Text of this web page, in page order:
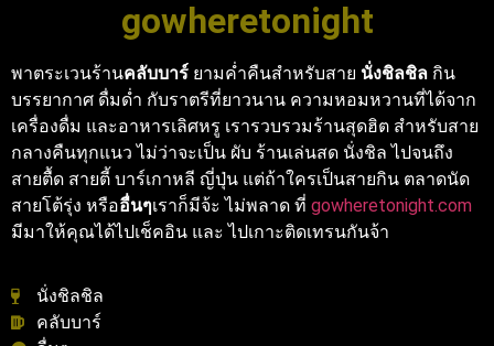
gowheretonight
พาตระเวนร้านคลับบาร์ ยามค่ำคืนสำหรับสาย นั่งชิลชิล กิน
บรรยากาศ ดื่มด่ำ กับราตรีที่ยาวนาน ความหอมหวานที่ได้จาก
เครื่องดื่ม และอาหารเลิศหรู เรารวบรวมร้านสุดฮิต สำหรับสาย
กลางคืนทุกแนว ไม่ว่าจะเป็น ผับ ร้านเล่นสด นั่งชิล ไปจนถึง
สายตื้ด สายตี้ บาร์เกาหลี ญี่ปุ่น แต่ถ้าใครเป็นสายกิน ตลาดนัด
สายโต้รุ่ง หรืออื่นๆเราก็มีจ้ะ ไม่พลาด ที่ gowheretonight.com
มีมาให้คุณได้ไปเช็คอิน และ ไปเกาะติดเทรนกันจ้า
นั่งชิลชิล
คลับบาร์